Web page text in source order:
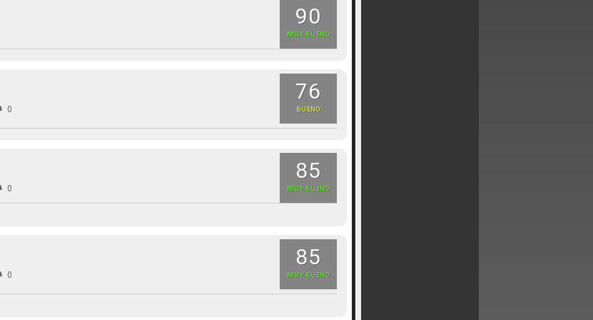
90
MUY BUENO
76
BUENO
0
85
MUY BUENO
0
85
MUY BUENO
0